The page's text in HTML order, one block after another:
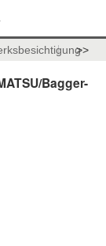
>>
Bagger-